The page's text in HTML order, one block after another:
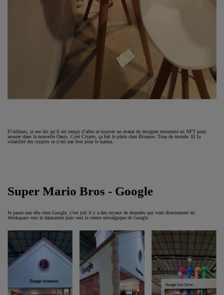
D’ailleurs, je me dis qu’il est temps d’aller se trouver un avatar de designer renommé en NFT pour
assurer dans la nouvelle Oasis. Coté Crypto, ça fait le plein chez Binance. Trop de monde. Et la
volatilité des cryptos ce n’est pas bon pour le karma.
Super Mario Bros - Google
Je passe une tête chez Google, c’est joli il y a des tuyaux de données qui vont directement du
Workspace vers le datacenter puis vers le centre névralgique de Google.